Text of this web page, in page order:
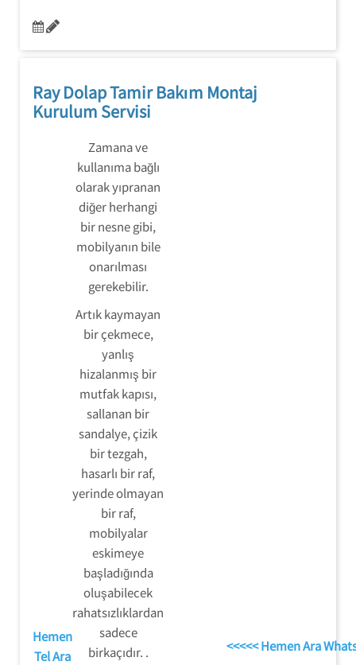
Ray Dolap Tamir Bakım Montaj
Kurulum Servisi
Hemen
Tel Ara
Zamana ve
kullanıma bağlı
olarak yıpranan
diğer herhangi
bir nesne gibi,
mobilyanın bile
onarılması
gerekebilir.
Artık kaymayan
bir çekmece,
yanlış
hizalanmış bir
mutfak kapısı,
sallanan bir
sandalye, çizik
bir tezgah,
hasarlı bir raf,
yerinde olmayan
bir raf,
mobilyalar
eskimeye
başladığında
oluşabilecek
rahatsızlıklardan
sadece
birkaçıdır. .
<<<<< Hemen Ara